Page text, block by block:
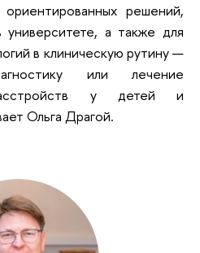
решений,
а также для
в клиническую рутину —
или лечение
у детей и
Ольга Драгой.